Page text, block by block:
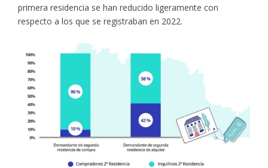
primera residencia se han reducido ligeramente con
respecto a los que se registraban en 2022.